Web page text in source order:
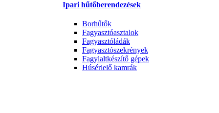
Ipari hűtőberendezések
Borhűtők
Fagyasztóasztalok
Fagyasztóládák
Fagyasztószekrények
Fagylaltkészítő gépek
Húsérlelő kamrák